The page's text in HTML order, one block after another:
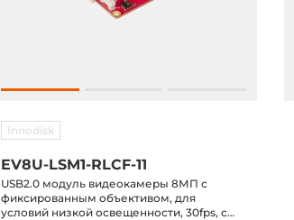
Innodisk
EV8U-LSM1-RLCF-11
USB2.0 модуль видеокамеры 8МП с
фиксированным объективом, для
условий низкой освещенности, 30fps, с